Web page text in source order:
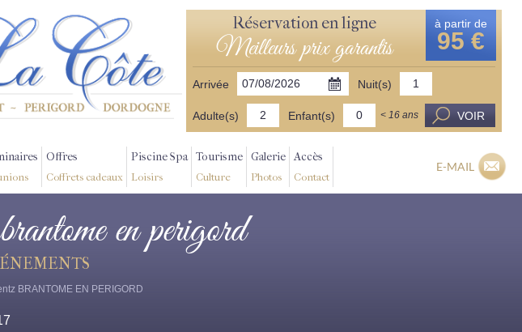
Réservation en ligne
Meilleurs prix garantis
à partir de
95 €
Arrivée Nuit(s)
Adulte(s) Enfant(s) < 16 ans VOIR
Offres
Coffrets cadeaux
Piscine Spa
Loisirs
Tourisme
Culture
Galerie
Photos
Accès
Contact
E-MAIL
en perigord
BRANTOME EN PERIGORD